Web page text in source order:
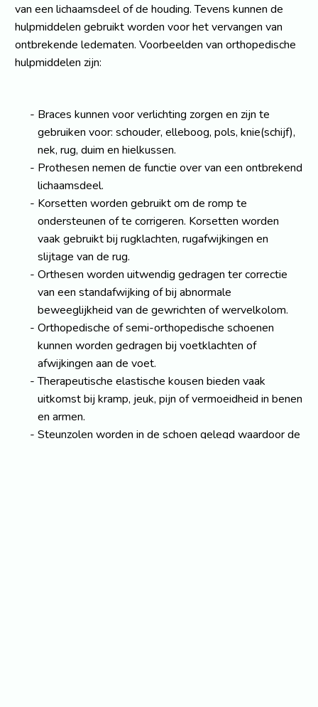
van een lichaamsdeel of de houding. Tevens kunnen de
hulpmiddelen gebruikt worden voor het vervangen van
ontbrekende ledematen. Voorbeelden van orthopedische
hulpmiddelen zijn:
Braces kunnen voor verlichting zorgen en zijn te
gebruiken voor: schouder, elleboog, pols, knie(schijf),
nek, rug, duim en hielkussen.
Prothesen nemen de functie over van een ontbrekend
lichaamsdeel.
Korsetten worden gebruikt om de romp te
ondersteunen of te corrigeren. Korsetten worden
vaak gebruikt bij rugklachten, rugafwijkingen en
slijtage van de rug.
Orthesen worden uitwendig gedragen ter correctie
van een standafwijking of bij abnormale
beweeglijkheid van de gewrichten of wervelkolom.
Orthopedische of semi-orthopedische schoenen
kunnen worden gedragen bij voetklachten of
afwijkingen aan de voet.
Therapeutische elastische kousen bieden vaak
uitkomst bij kramp, jeuk, pijn of vermoeidheid in benen
en armen.
Steunzolen worden in de schoen gelegd waardoor de